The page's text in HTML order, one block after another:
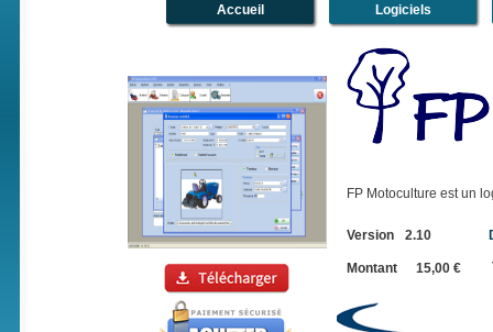
FP Motoculture est un
Version 2.10
Montant 15,00 €
Accueil Logiciels